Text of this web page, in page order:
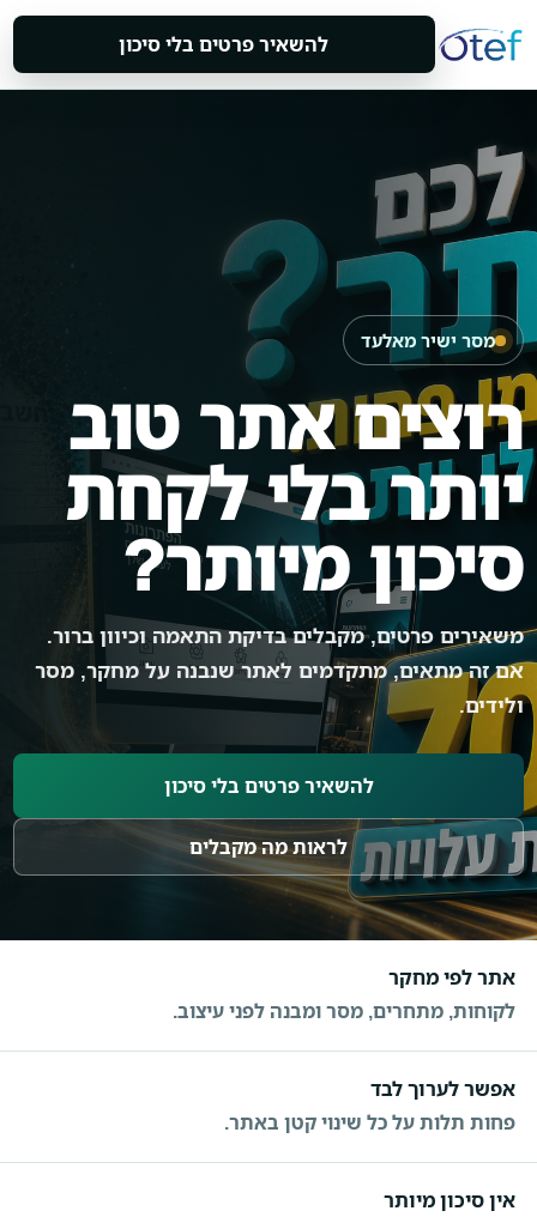
להשאיר פרטים בלי סיכון
מסר ישיר מאלעד
רוצים אתר טוב
יותר בלי לקחת
סיכון מיותר?
משאירים פרטים, מקבלים בדיקת התאמה וכיוון ברור.
אם זה מתאים, מתקדמים לאתר שנבנה על מחקר, מסר
ולידים.
להשאיר פרטים בלי סיכון
לראות מה מקבלים
אתר לפי מחקר
לקוחות, מתחרים, מסר ומבנה לפני עיצוב.
אפשר לערוך לבד
פחות תלות על כל שינוי קטן באתר.
אין סיכון מיותר